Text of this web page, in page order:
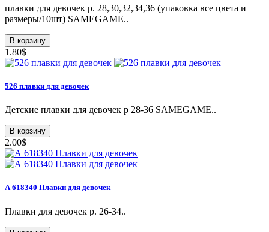
плавки для девочек р. 28,30,32,34,36 (упаковка все цвета и
размеры/10шт) SAMEGAME..
В корзину
1.80$
526 плавки для девочек
Детские плавки для девочек p 28-36 SAMEGAME..
В корзину
2.00$
А 618340 Плавки для девочек
Плавки для девочек р. 26-34..